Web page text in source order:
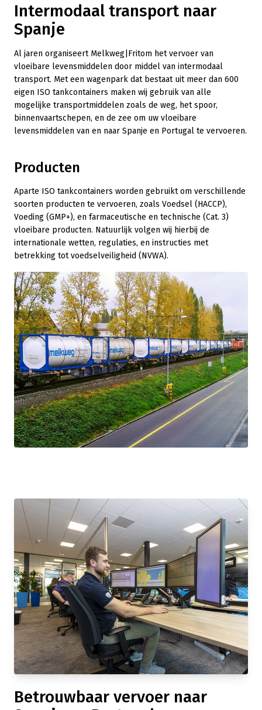
Intermodaal transport naar
Spanje
Al jaren organiseert Melkweg|Fritom het vervoer van
vloeibare levensmiddelen door middel van intermodaal
transport. Met een wagenpark dat bestaat uit meer dan 600
eigen ISO tankcontainers maken wij gebruik van alle
mogelijke transportmiddelen zoals de weg, het spoor,
binnenvaartschepen, en de zee om uw vloeibare
levensmiddelen van en naar Spanje en Portugal te vervoeren.
Producten
Aparte ISO tankcontainers worden gebruikt om verschillende
soorten producten te vervoeren, zoals Voedsel (HACCP),
Voeding (GMP+), en farmaceutische en technische (Cat. 3)
vloeibare producten. Natuurlijk volgen wij hierbij de
internationale wetten, regulaties, en instructies met
betrekking tot voedselveiligheid (NVWA).
Betrouwbaar vervoer naar